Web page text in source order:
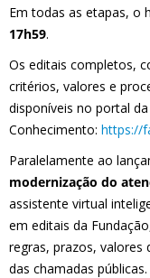
Em todas as etapas, o
17h59.
Os editais completos,
critérios, valores e
disponíveis no portal
Conhecimento: https://
Paralelamente ao
modernização do
assistente virtual
em editais da
regras, prazos, valores
das chamadas